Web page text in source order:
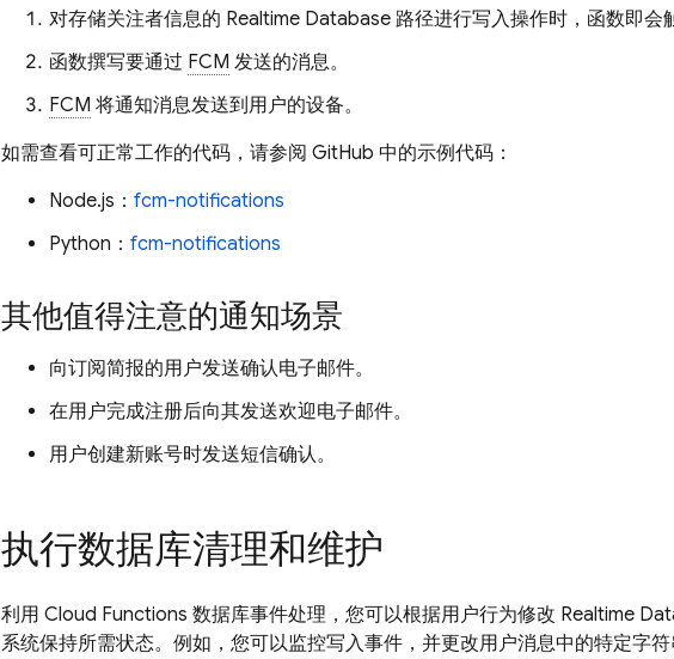
对存储关注者信息的 Realtime Database 路径进行写入操作时，函数即会
函数撰写要通过 FCM 发送的消息。
FCM 将通知消息发送到用户的设备。
如需查看可正常工作的代码，请参阅 GitHub 中的示例代码：
Node.js： fcm-notifications
Python： fcm-notifications
其他值得注意的通知场景
向订阅简报的用户发送确认电子邮件。
在用户完成注册后向其发送欢迎电子邮件。
用户创建新账号时发送短信确认。
执行数据库清理和维护
利用 Cloud Functions 数据库事件处理，您可以根据用户行为修改 Realtime
系统保持所需状态。例如，您可以监控写入事件，并更改用户消息中的特定字